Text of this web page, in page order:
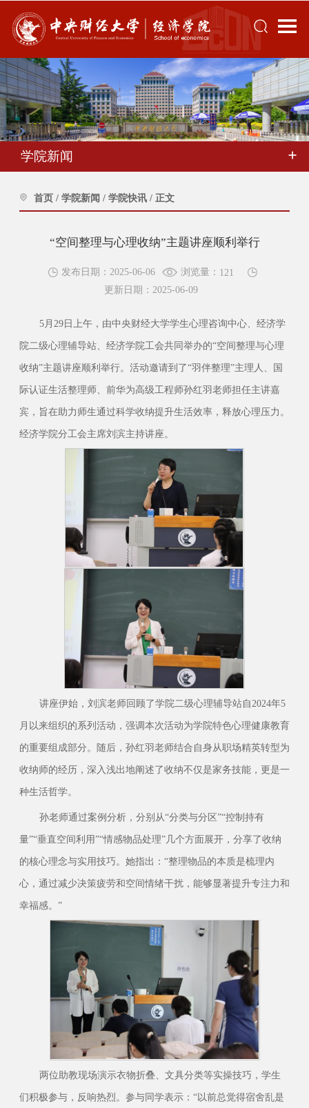
学院新闻
首页 / 学院新闻 / 学院快讯 / 正文
“空间整理与心理收纳”主题讲座顺利举行
发布日期：2025-06-06 浏览量： 121
更新日期：2025-06-09
5月29日上午，由中央财经大学学生心理咨询中心、经济学
院二级心理辅导站、经济学院工会共同举办的“空间整理与心理
收纳”主题讲座顺利举行。活动邀请到了“羽伴整理”主理人、国
际认证生活整理师、前华为高级工程师孙红羽老师担任主讲嘉
宾，旨在助力师生通过科学收纳提升生活效率，释放心理压力。
经济学院分工会主席刘滨主持讲座。
讲座伊始，刘滨老师回顾了学院二级心理辅导站自2024年5
月以来组织的系列活动，强调本次活动为学院特色心理健康教育
的重要组成部分。随后，孙红羽老师结合自身从职场精英转型为
收纳师的经历，深入浅出地阐述了收纳不仅是家务技能，更是一
种生活哲学。
孙老师通过案例分析，分别从“分类与分区”“控制持有
量”“垂直空间利用”“情感物品处理”几个方面展开，分享了收纳
的核心理念与实用技巧。她指出：“整理物品的本质是梳理内
心，通过减少决策疲劳和空间情绪干扰，能够显著提升专注力和
幸福感。”
两位助教现场演示衣物折叠、文具分类等实操技巧，学生
们积极参与，反响热烈。参与同学表示：“以前总觉得宿舍乱是